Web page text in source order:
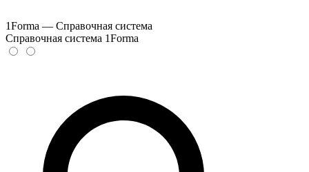
1Forma — Справочная система
Справочная система 1Forma